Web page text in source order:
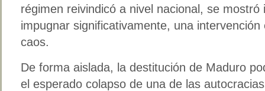
régimen reivindicó a nivel nacional, se
impugnar significativamente, una
caos.
De forma aislada, la destitución de Maduro
el esperado colapso de una de las